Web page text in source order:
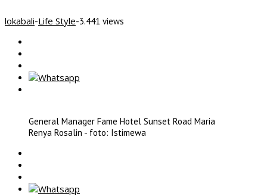
lokabali-Life Style-3.441 views
General Manager Fame Hotel Sunset Road Maria
Renya Rosalin - foto: Istimewa